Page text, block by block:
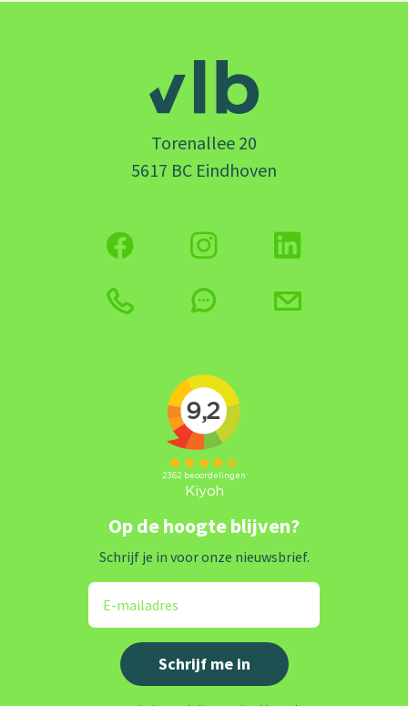
Torenallee 20
5617 BC Eindhoven
Op de hoogte blijven?
Schrijf je in voor onze nieuwsbrief.